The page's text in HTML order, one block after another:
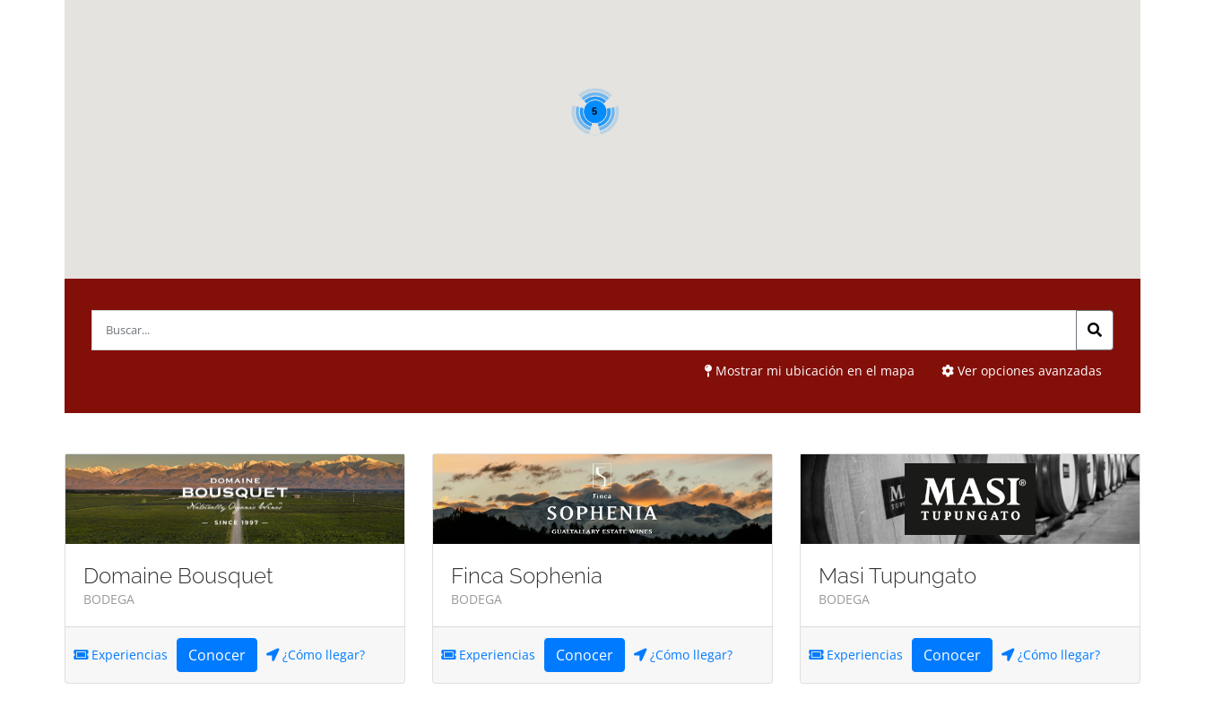
3
5
Mostrar mi ubicación en el mapa Ver opciones avanzadas
Domaine Bousquet
BODEGA
Experiencias Conocer ¿Cómo llegar?
Finca Sophenia
BODEGA
Experiencias Conocer ¿Cómo llegar?
Masi Tupungato
BODEGA
Experiencias Conocer ¿Cómo llegar?